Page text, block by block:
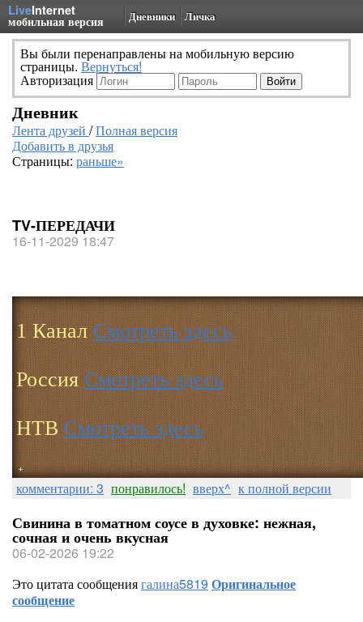
LiveInternet
мобильная версия Дневники Личка
Вы были перенаправлены на мобильную версию
страницы. Вернуться!
Авторизация
Дневник
Лента друзей /Полная версия
Добавить в друзья
Страницы: раньше»
TV-ПЕРЕДАЧИ
16-11-2029 18:47
1 КаналСмотреть здесь
РоссияСмотреть здесь
НТВСмотреть здесь
комментарии: 3 понравилось! вверх^ к полной версии
Свинина в томатном соусе в духовке: нежная,
сочная и очень вкусная
06-02-2026 19:22
Это цитата сообщениягалина5819 Оригинальное
сообщение